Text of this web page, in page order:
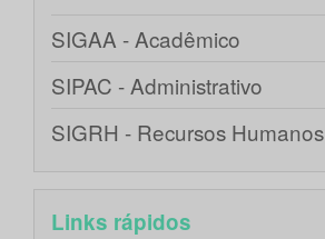
SIGAA - Acadêmico
SIPAC - Administrativo
SIGRH - Recursos Humanos
Links rápidos